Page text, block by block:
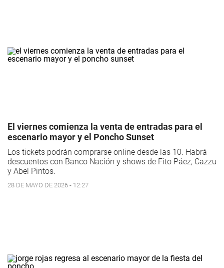
El viernes comienza la venta de entradas para el
escenario mayor y el Poncho Sunset
Los tickets podrán comprarse online desde las 10. Habrá
descuentos con Banco Nación y shows de Fito Páez, Cazzu
y Abel Pintos.
28 DE MAYO DE 2026 - 12:27